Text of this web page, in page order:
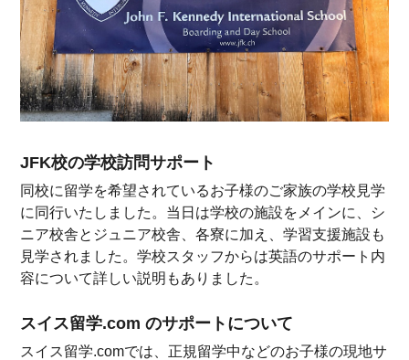
JFK校の学校訪問サポート
同校に留学を希望されているお子様のご家族の学校見学
に同行いたしました。当日は学校の施設をメインに、シ
ニア校舎とジュニア校舎、各寮に加え、学習支援施設も
見学されました。学校スタッフからは英語のサポート内
容について詳しい説明もありました。
スイス留学.com のサポートについて
スイス留学.comでは、正規留学中などのお子様の現地サ